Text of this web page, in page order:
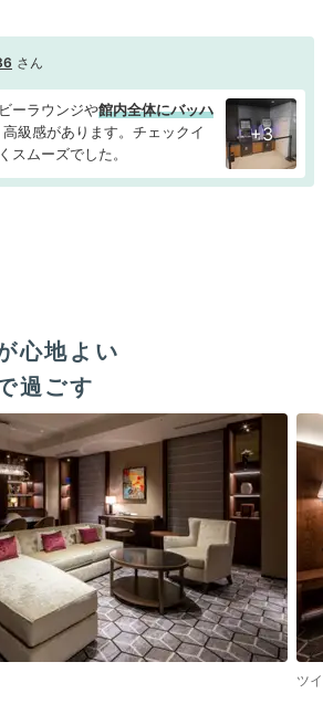
ーラウンジや館内全体にバッハ
級感があります。チェックイ
スムーズでした。
+3
心地よい
過ごす
ツ